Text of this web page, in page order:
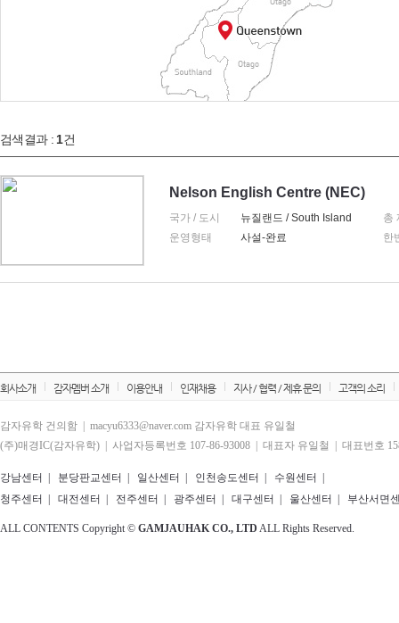
검색결과 : 1건
Nelson English Centre (NEC)
국가 / 도시 뉴질랜드 / South Island
총
운영형태
사설-완료 한
회사소개 감자멤버 소개 이용안내 인재채용 지사 / 협력 / 제휴 문의 고객의 소리
감자유학 건의함 | macyu6333@naver.com 감자유학 대표 유일철
(주)매경IC(감자유학) | 사업자등록번호 107-86-93008 | 대표자 유일철 | 대표번호
강남센터 분당판교센터 일산센터 인천송도센터 수원센터
청주센터
대전센터 전주센터 광주센터 대구센터 울산센터 부산서면
ALL CONTENTS Copyright © GAMJAUHAK CO., LTD ALL Rights Reserved.